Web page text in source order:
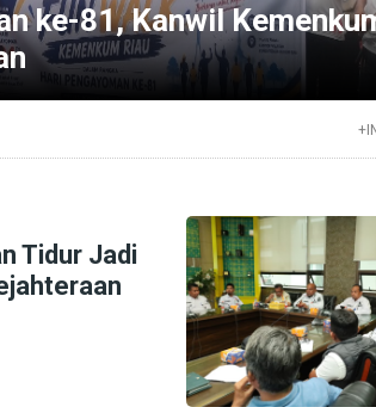
ke-81, Kanwil
Tidur Jadi